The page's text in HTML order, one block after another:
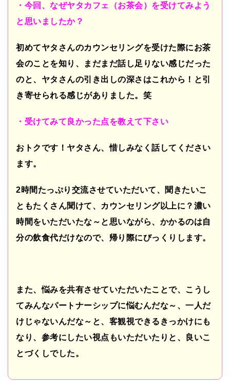
・今回、なぜヤタカフェ（お茶会）を受けてみよう
と思いましたか？
初めてヤタさんのカウンセリングを受けた際にお茶
会のことを知り、まだまだ話し足りない感じだった
のと、ヤタさんの引き出しの深さはこれから！と引
き寄せられる感じがありました。笑
・受けてみて良かった点を教えて下さい
おトクです！ヤタさん、惜しみなく話してください
ます。
2時間たっぷり交流させていただいて、聞きたいこ
ともたくさん聞けて、カウンセリング以上に？濃い
時間をいただいたな～と思いながら、かかるのは自
分の飲食代だけなので、帰り際にびっくりします。
また、悩みを共有させていただいたことで、こうし
てみんなパートナーシップに悩むんだな～、一人だ
けじゃないんだな～と、客観視できるきっかけにも
なり、参考にしたい視点もいただいたりと、良いこ
とづくしでした。